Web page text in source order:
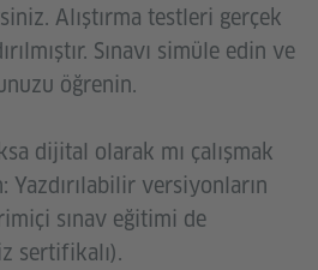
Alıştırma testleri gerçek
Sınavı simüle edin ve
öğrenin.
dijital olarak mı çalışmak
Yazdırılabilir versiyonların
sınav eğitimi de
sertifikalı).